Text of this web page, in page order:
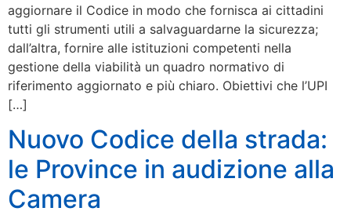
aggiornare il Codice in modo che fornisca ai cittadini
tutti gli strumenti utili a salvaguardarne la sicurezza;
dall’altra, fornire alle istituzioni competenti nella
gestione della viabilità un quadro normativo di
riferimento aggiornato e più chiaro. Obiettivi che l’UPI
[…]
Nuovo Codice della strada:
le Province in audizione alla
Camera